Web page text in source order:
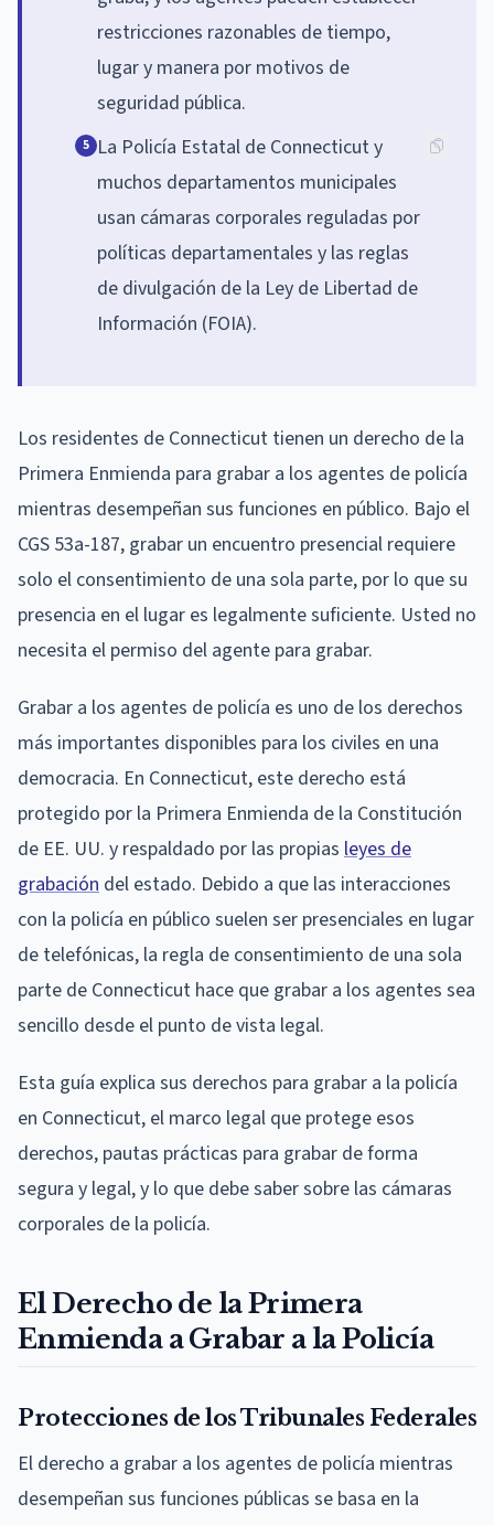
restricciones razonables de tiempo,
lugar y manera por motivos de
seguridad pública.
5 La Policía Estatal de Connecticut y
muchos departamentos municipales
usan cámaras corporales reguladas por
políticas departamentales y las reglas
de divulgación de la Ley de Libertad de
Información (FOIA).
Los residentes de Connecticut tienen un derecho de la
Primera Enmienda para grabar a los agentes de policía
mientras desempeñan sus funciones en público. Bajo el
CGS 53a-187, grabar un encuentro presencial requiere
solo el consentimiento de una sola parte, por lo que su
presencia en el lugar es legalmente suficiente. Usted no
necesita el permiso del agente para grabar.
Grabar a los agentes de policía es uno de los derechos
más importantes disponibles para los civiles en una
democracia. En Connecticut, este derecho está
protegido por la Primera Enmienda de la Constitución
de EE. UU. y respaldado por las propias leyes de
grabación del estado. Debido a que las interacciones
con la policía en público suelen ser presenciales en lugar
de telefónicas, la regla de consentimiento de una sola
parte de Connecticut hace que grabar a los agentes sea
sencillo desde el punto de vista legal.
Esta guía explica sus derechos para grabar a la policía
en Connecticut, el marco legal que protege esos
derechos, pautas prácticas para grabar de forma
segura y legal, y lo que debe saber sobre las cámaras
corporales de la policía.
El Derecho de la Primera
Enmienda a Grabar a la Policía
Protecciones de los Tribunales Federales
El derecho a grabar a los agentes de policía mientras
desempeñan sus funciones públicas se basa en la